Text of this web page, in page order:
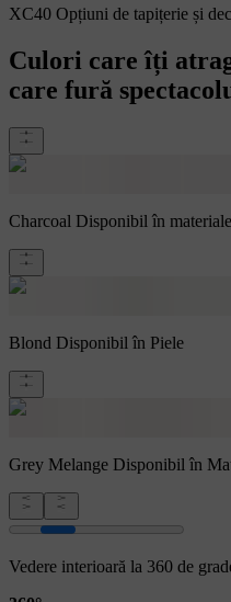
XC40 Opțiuni de tapițerie și
Culori care îți
care fură
Charcoal Disponibil în
Blond Disponibil în Piele
Grey Melange Disponibil în
Vedere interioară la 360 de